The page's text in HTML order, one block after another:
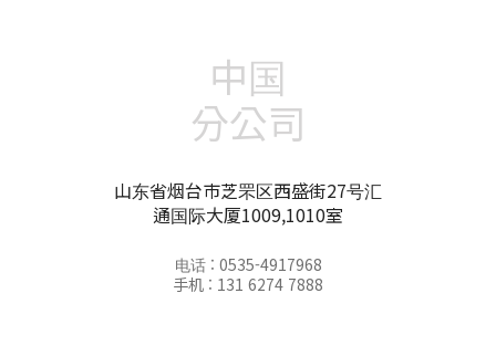
中国
分公司
山东省烟台市芝罘区西盛街27号汇
通国际大厦1009,1010室
电话 : 0535-4917968
手机 : 131 6274 7888